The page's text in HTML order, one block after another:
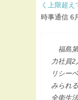
く上限超
時事通信 6
福島第
力社員
リシー
みられ
全衛生